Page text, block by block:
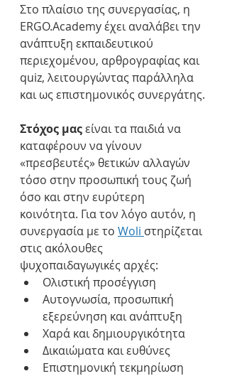
Στο πλαίσιο της συνεργασίας, η
ERGO.Academy έχει αναλάβει την
ανάπτυξη εκπαιδευτικού
περιεχομένου, αρθρογραφίας και
quiz, λειτουργώντας παράλληλα
και ως επιστημονικός συνεργάτης.
Στόχος μας είναι τα παιδιά να
καταφέρουν να γίνουν
«πρεσβευτές» θετικών αλλαγών
τόσο στην προσωπική τους ζωή
όσο και στην ευρύτερη
κοινότητα. Για τον λόγο αυτόν, η
συνεργασία με το Woli στηρίζεται
στις ακόλουθες
ψυχοπαιδαγωγικές αρχές:
Ολιστική προσέγγιση
Αυτογνωσία, προσωπική
εξερεύνηση και ανάπτυξη
Χαρά και δημιουργικότητα
Δικαιώματα και ευθύνες
Επιστημονική τεκμηρίωση